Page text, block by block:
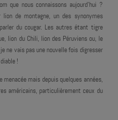
que nous connaissons aujourd'hui ?
de montagne, un des synonymes
du cougar. Les autres étant tigre
lion du Chili, lion des Péruviens ou, le
ne vais pas une nouvelle fois digresser
!
mais depuis quelques années,
américains, particulièrement ceux du